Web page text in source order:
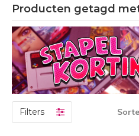
Producten getagd
Filters